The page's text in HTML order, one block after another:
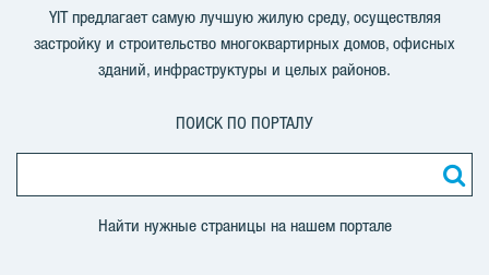
YIT предлагает самую лучшую жилую среду, осуществляя
застройку и строительство многоквартирных домов, офисных
зданий, инфраструктуры и целых районов.
ПОИСК ПО ПОРТАЛУ
Найти нужные страницы на нашем портале